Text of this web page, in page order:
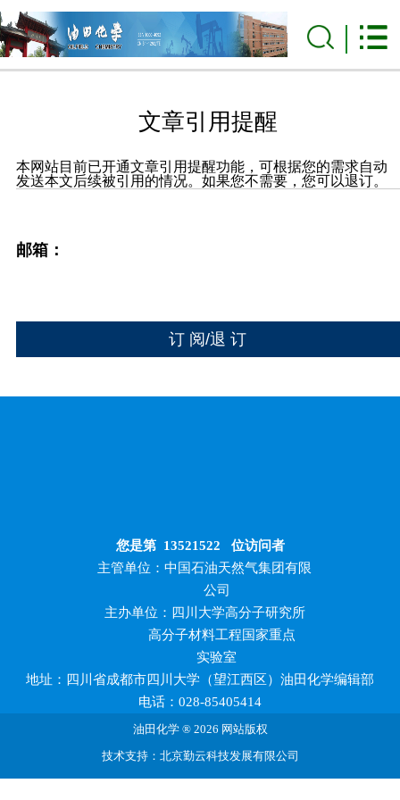
文章引用提醒
本网站目前已开通文章引用提醒功能，可根据您的需求自动
发送本文后续被引用的情况。如果您不需要，您可以退订。
邮箱：
您是第 13521522 位访问者
主管单位：中国石油天然气集团有限
公司
主办单位：四川大学高分子研究所
高分子材料工程国家重点
实验室
地址：四川省成都市四川大学（望江西区）油田化学编辑部
电话：028-85405414
油田化学 ® 2026 网站版权
技术支持：北京勤云科技发展有限公司